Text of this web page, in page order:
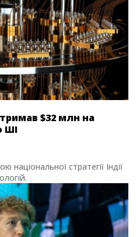
$32 млн на
ШІ
національної стратегії Індії